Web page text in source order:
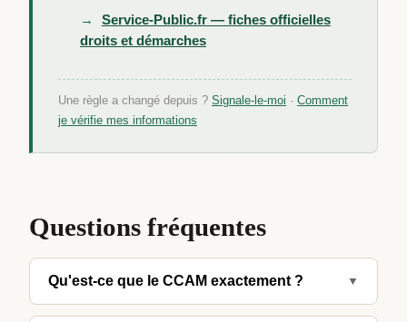
Service-Public.fr — fiches officielles
droits et démarches
Une règle a changé depuis ? Signale-le-moi · Comment
je vérifie mes informations
Questions fréquentes
Qu'est-ce que le CCAM exactement ? ▼
Le CCAM (Certificat de Capacité à Mariage, aussi